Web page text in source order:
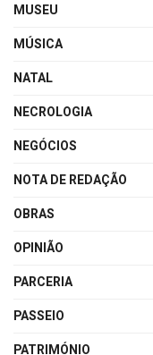
MUSEU
MÚSICA
NATAL
NECROLOGIA
NEGÓCIOS
NOTA DE REDAÇÃO
OBRAS
OPINIÃO
PARCERIA
PASSEIO
PATRIMÓNIO